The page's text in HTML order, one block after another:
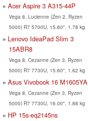
Acer Aspire 3 A315-44P
Vega 8, Lucienne (Zen 2, Ryzen
5000) R7 5700U, 15.60", 1.78 kg
Lenovo IdeaPad Slim 3
15ABR8
Vega 8, Cezanne (Zen 3, Ryzen
5000) R7 7730U, 15.60", 1.62 kg
Asus Vivobook 16 M1605YA
Vega 8, Cezanne (Zen 3, Ryzen
5000) R7 7730U, 16.00", 1.88 kg
HP 15s-eq2145ns